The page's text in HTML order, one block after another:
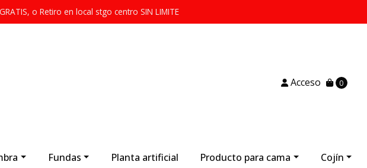
o Retiro en local stgo centro SIN LIMITE
Acceso 0
Fundas Planta artificial Producto para cama Cojín